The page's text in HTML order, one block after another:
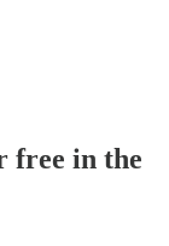
free in the